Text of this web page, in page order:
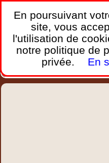
France
Les webcams sur
Home Bretagne Corse
Trafic Chercher
En poursuivant
site, vous
l'utilisation de
notre politique de
privée.
En